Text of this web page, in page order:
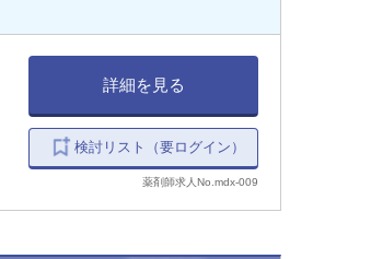
詳細を見る
検討リスト（要ログイン）
薬剤師求人No.mdx-009